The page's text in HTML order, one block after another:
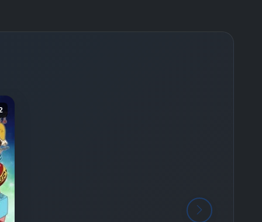
Bölüm No:
Bölüm No:
Bölüm No:
Bölüm No:
Bölüm No: